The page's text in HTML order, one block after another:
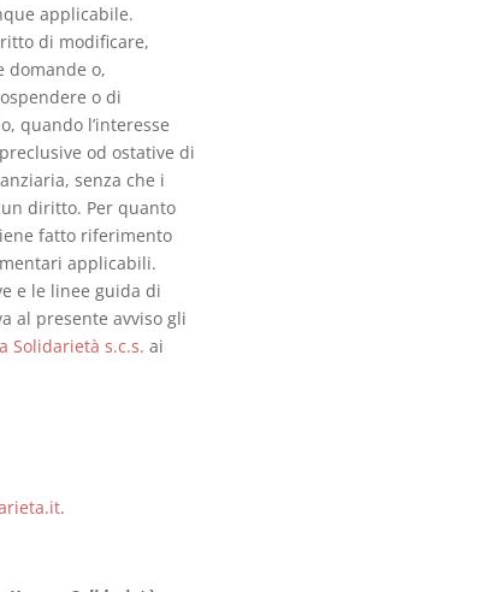
applicabile.
di modificare,
domande o,
o di
quando l’interesse
od ostative di
senza che i
diritto. Per quanto
fatto riferimento
applicabili.
e le linee guida di
al presente avviso gli
Solidarietà s.c.s. ai
.